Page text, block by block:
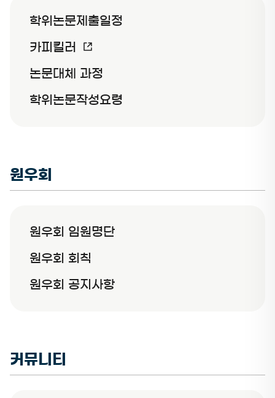
학위논문제출일정
카피킬러
논문대체 과정
학위논문작성요령
원우회
원우회 임원명단
원우회 회칙
원우회 공지사항
커뮤니티